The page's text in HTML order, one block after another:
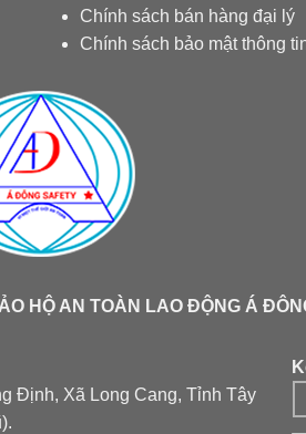
Chính sách bán hàng đại lý
Chính sách bảo mật thông
HỘ AN TOÀN LAO ĐỘNG Á
Định, Xã Long Cang, Tỉnh Tây